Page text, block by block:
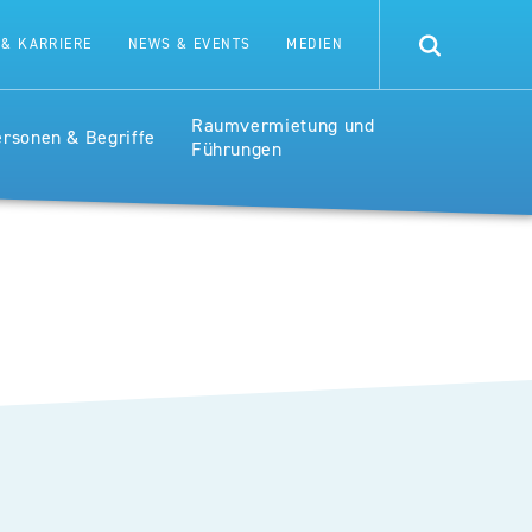
KARRIERE NEWS & EVENTS MEDIEN
& Begriffe
Raumvermietung und
Führungen